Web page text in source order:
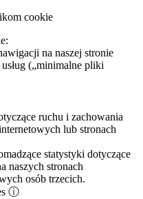
cookie
na naszej stronie
(„minimalne pliki
ruchu i zachowania
lub stronach
statystyki dotyczące
naszych stronach
osób trzecich.
ⓘ